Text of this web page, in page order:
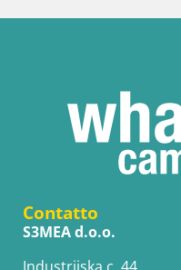
Contatto
S3MEA d.o.o.